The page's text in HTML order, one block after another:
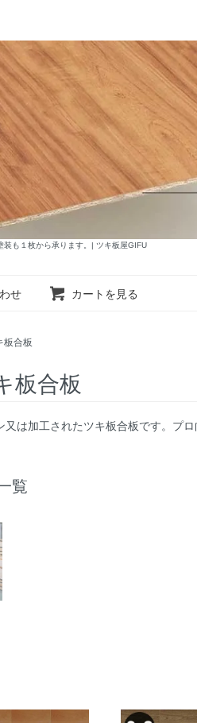
も１枚から承ります。| ツキ板屋GIFU
せ カートを見る
板合板
板合板
又は加工されたツキ板合板です。プ
覧